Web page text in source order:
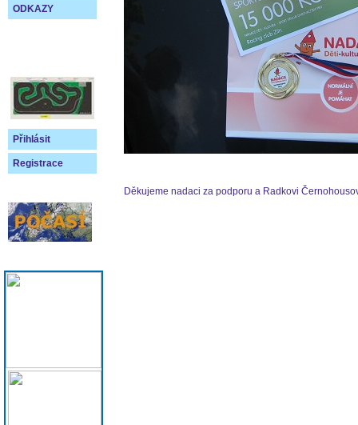
ODKAZY
Přihlásit
Registrace
Děkujeme nadaci za podporu a Radkovi